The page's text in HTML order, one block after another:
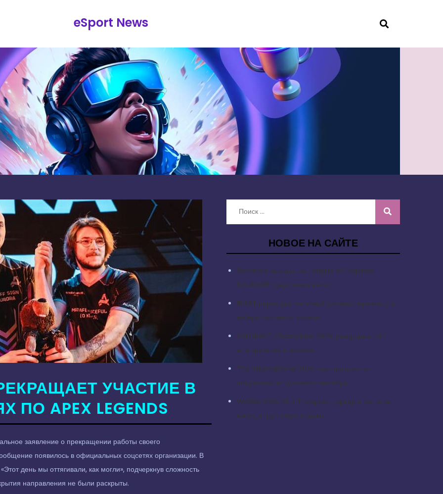
eSport News
УЧАСТИЕ В
APEX LEGENDS
заявление о прекращении работы своего
появилось в официальных соцсетях организации. В
день мы оттягивали, как могли», подчеркнув сложность
направления не были раскрыты.
НОВОЕ НА САЙТЕ
Sentinels выходят на League of Legends:
Doublelift представил анонс
BLAST переходит на новый уровень сервиса для
киберспортивных команд
VALORANT Champions 2025: рекордные 1,47
млн зрителей в финале
The International 2025 стал третьим по
популярности турниром сентября
Worlds 2025: IG и T1 откроют турнир в матче за
выход в групповую стадию